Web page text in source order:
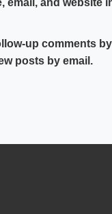
email, and website
up comments
posts by email.